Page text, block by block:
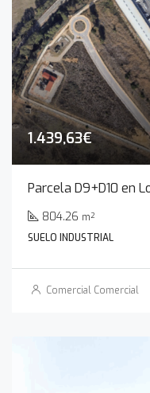
1.439,63€
Parcela D9+D10 en
804.26 m²
SUELO INDUSTRIAL
Comercial Comercial